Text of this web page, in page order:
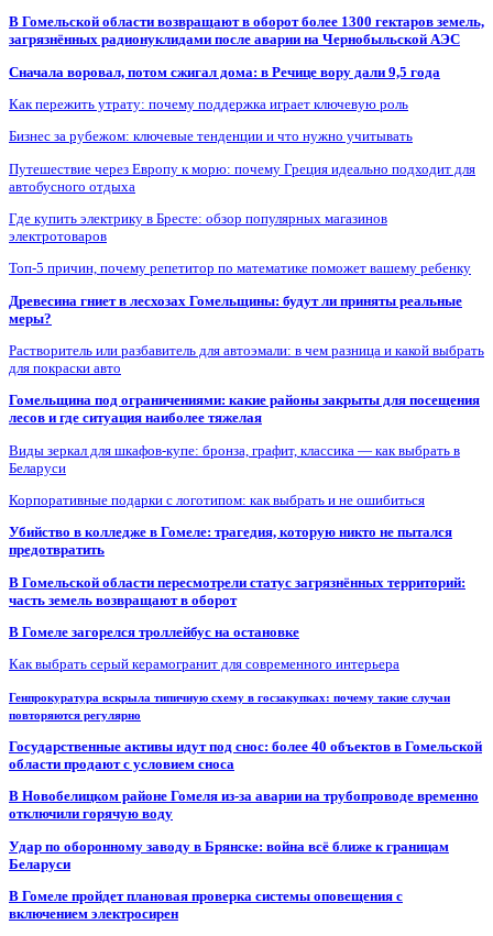
В Гомельской области возвращают в оборот более 1300 гектаров земель,
загрязнённых радионуклидами после аварии на Чернобыльской АЭС
Сначала воровал, потом сжигал дома: в Речице вору дали 9,5 года
Как пережить утрату: почему поддержка играет ключевую роль
Бизнес за рубежом: ключевые тенденции и что нужно учитывать
Путешествие через Европу к морю: почему Греция идеально подходит для
автобусного отдыха
Где купить электрику в Бресте: обзор популярных магазинов
электротоваров
Топ-5 причин, почему репетитор по математике поможет вашему ребенку
Древесина гниет в лесхозах Гомельщины: будут ли приняты реальные
меры?
Растворитель или разбавитель для автоэмали: в чем разница и какой выбрать
для покраски авто
Гомельщина под ограничениями: какие районы закрыты для посещения
лесов и где ситуация наиболее тяжелая
Виды зеркал для шкафов-купе: бронза, графит, классика — как выбрать в
Беларуси
Корпоративные подарки с логотипом: как выбрать и не ошибиться
Убийство в колледже в Гомеле: трагедия, которую никто не пытался
предотвратить
В Гомельской области пересмотрели статус загрязнённых территорий:
часть земель возвращают в оборот
В Гомеле загорелся троллейбус на остановке
Как выбрать серый керамогранит для современного интерьера
Генпрокуратура вскрыла типичную схему в госзакупках: почему такие случаи
повторяются регулярно
Государственные активы идут под снос: более 40 объектов в Гомельской
области продают с условием сноса
В Новобелицком районе Гомеля из-за аварии на трубопроводе временно
отключили горячую воду
Удар по оборонному заводу в Брянске: война всё ближе к границам
Беларуси
В Гомеле пройдет плановая проверка системы оповещения с
включением электросирен